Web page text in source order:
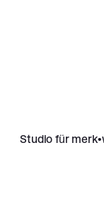
Studio für